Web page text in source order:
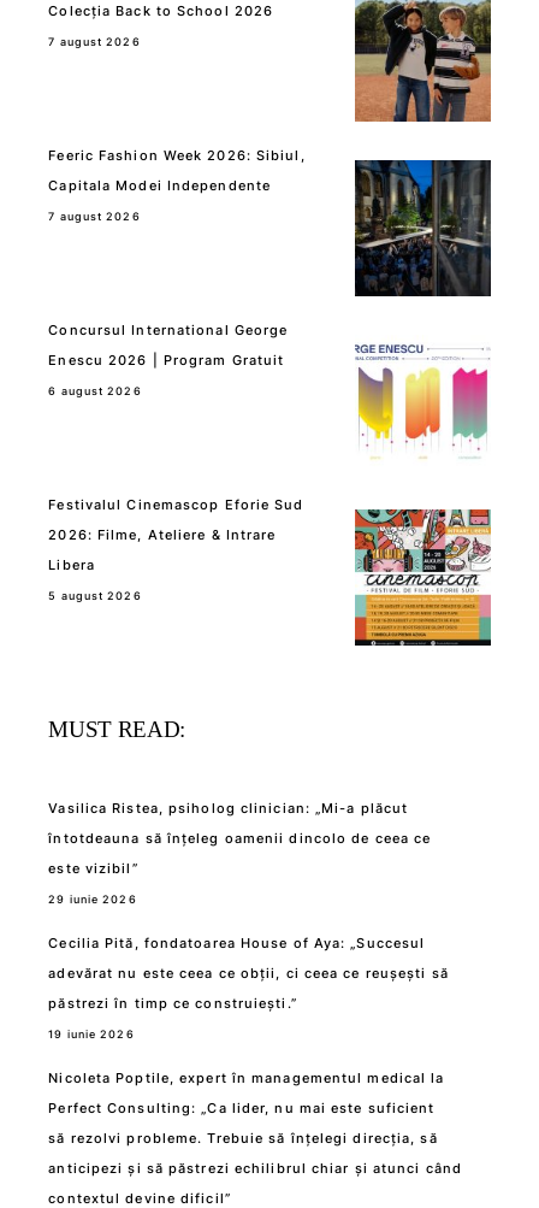
Colecția Back to School 2026
7 august 2026
Feeric Fashion Week 2026: Sibiul,
Capitala Modei Independente
7 august 2026
Concursul International George
Enescu 2026 | Program Gratuit
6 august 2026
Festivalul Cinemascop Eforie Sud
2026: Filme, Ateliere & Intrare
Libera
5 august 2026
MUST READ:
Vasilica Ristea, psiholog clinician: „Mi-a plăcut
întotdeauna să înțeleg oamenii dincolo de ceea ce
este vizibil”
29 iunie 2026
Cecilia Pită, fondatoarea House of Aya: „Succesul
adevărat nu este ceea ce obții, ci ceea ce reușești să
păstrezi în timp ce construiești.”
19 iunie 2026
Nicoleta Poptile, expert în managementul medical la
Perfect Consulting: „Ca lider, nu mai este suficient
să rezolvi probleme. Trebuie să înțelegi direcția, să
anticipezi și să păstrezi echilibrul chiar și atunci când
contextul devine dificil”